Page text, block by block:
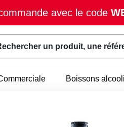
avec le code
un produit, une
Boissons